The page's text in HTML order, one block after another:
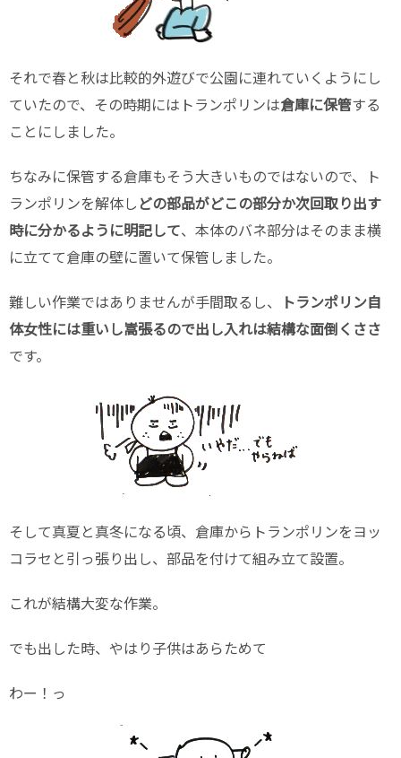
それで春と秋は比較的外遊びで公園に連れていくようにし
ていたので、その時期にはトランポリンは倉庫に保管する
ことにしました。
ちなみに保管する倉庫もそう大きいものではないので、ト
ランポリンを解体し どの部品がどこの部分か次回取り出す
時に分かるように明記して、本体のバネ部分はそのまま横
に立てて倉庫の壁に置いて保管しました。
難しい作業ではありませんが手間取るし、
トランポリン自
体女性には重いし嵩張るので出し入れは結構な面倒くささ
です。
そして真夏と真冬になる頃、倉庫からトランポリンをヨッ
コラセと引っ張り出し、部品を付けて組み立て設置。
これが結構大変な作業。
でも出した時、やはり子供はあらためて
わー！っ